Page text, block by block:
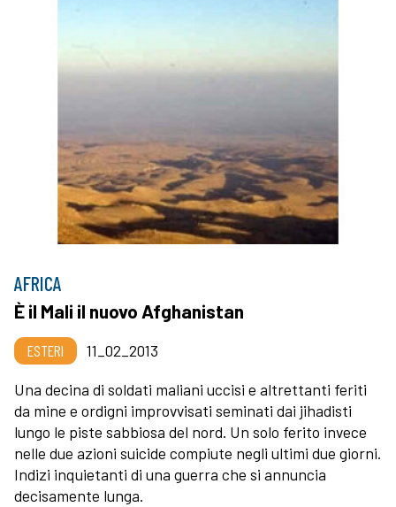
AFRICA
È il Mali il nuovo Afghanistan
ESTERI
11_02_2013
Una decina di soldati maliani uccisi e altrettanti feriti
da mine e ordigni improvvisati seminati dai jihadisti
lungo le piste sabbiosa del nord. Un solo ferito invece
nelle due azioni suicide compiute negli ultimi due giorni.
Indizi inquietanti di una guerra che si annuncia
decisamente lunga.